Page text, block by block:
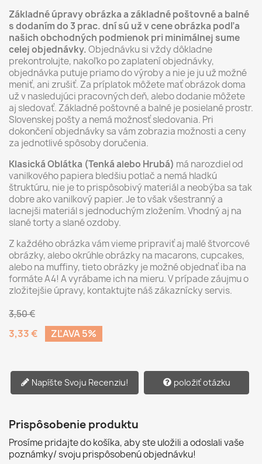
Základné úpravy obrázka a základné poštovné a balné
s dodaním do 3 prac. dní sú už v cene obrázka podľa
našich obchodných podmienok pri minimálnej sume
celej objednávky.Objednávku si vždy dôkladne
prekontrolujte, nakoľko po zaplatení objednávky,
objednávka putuje priamo do výroby a nie je ju už možné
meniť, ani zrušiť. Za príplatok môžete mať obrázok doma
už v nasledujúci pracovných deň, alebo dodanie môžete
aj sledovať. Základné poštovné a balné je posielané prostr.
Slovenskej pošty a nemá možnosť sledovania. Pri
dokončení objednávky sa vám zobrazia možnosti a ceny
za jednotlivé spôsoby doručenia.
Klasická Oblátka (Tenká alebo Hrubá) má narozdiel od
vanilkového papiera bledšiu potlač a nemá hladkú
štruktúru, nie je to prispôsobivý materiál a neobýba sa tak
dobre ako vanilkový papier. Je to však všestranný a
lacnejši materiál s jednoduchým zložením. Vhodný aj na
slané torty a slané ozdoby.
Z každého obrázka vám vieme pripraviť aj malé štvorcové
obrázky, alebo okrúhle obrázky na macarons, cupcakes,
alebo na muffiny, tieto obrázky je možné objednať iba na
formáte A4! A vyrábame ich na mieru. V prípade záujmu o
zložitejšie úpravy, kontaktujte náš zákaznícky servis.
3,50 €
3,33 € ZĽAVA 5%
Napíšte Svoju Recenziu! položiť otázku
Prispôsobenie produktu
Prosíme pridajte do košíka, aby ste uložili a odoslali vaše
poznámky/ svoju prispôsobenú objednávku!